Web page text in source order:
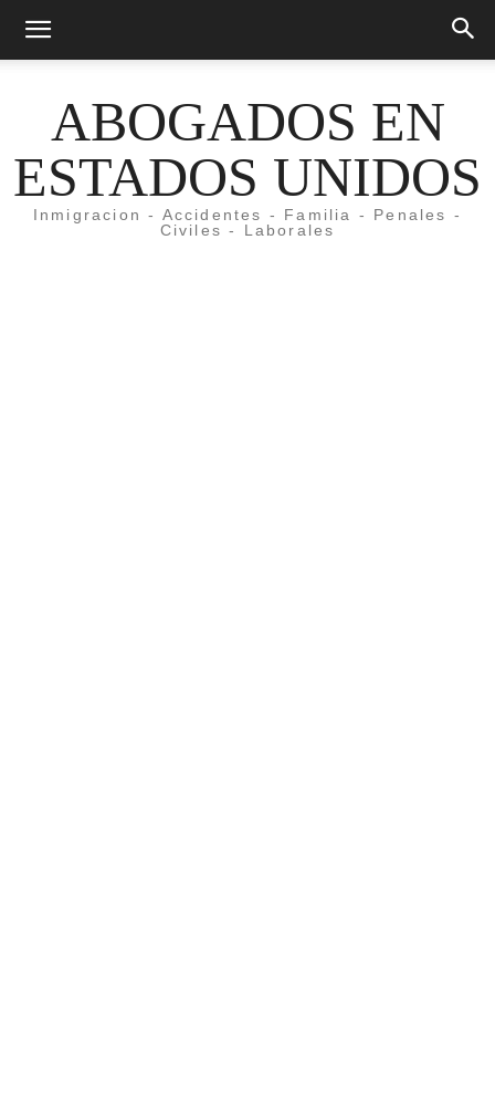
ABOGADOS EN
ESTADOS UNIDOS
Inmigracion - Accidentes - Familia - Penales -
Civiles - Laborales